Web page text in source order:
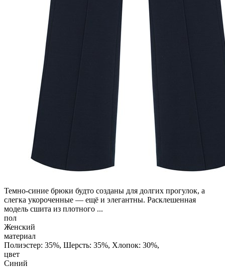
Темно-синие брюки будто созданы для долгих прогулок, а
слегка укороченные — ещё и элегантны. Расклешенная
модель сшита из плотного ...
пол
Женский
материал
Полиэстер: 35%, Шерсть: 35%, Хлопок: 30%,
цвет
Синий